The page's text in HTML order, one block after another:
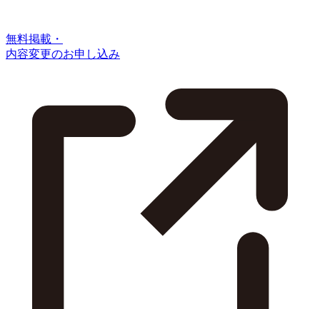
無料掲載・
内容変更のお申し込み